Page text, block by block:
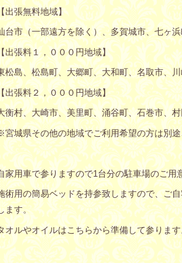
出張無料地域】
台市（一部遠方を除く）、多賀城市、七ヶ
出張料１，０００円地域】
松島、松島町、大郷町、大和町、名取市、
出張料２，０００円地域】
衡村、大崎市、美里町、涌谷町、石巻市、
城県その他の地域でご利用希望の方は別途
家用車で参りますので1台分の駐車場のご用
術用の簡易ベッドを持参致しますので、ご
ます。
オルやオイルはこちらから準備して参ります